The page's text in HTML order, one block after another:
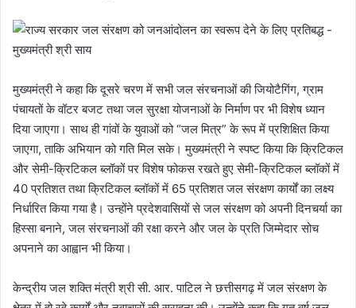
मुख्यमंत्री ने कहा कि दूसरे चरण में सभी जल संरचनाओं की जियोटैगिंग, ग्राम
पंचायतों के वॉटर बजट तथा जल सुरक्षा योजनाओं के निर्माण पर भी विशेष ध्यान
दिया जाएगा। साथ ही गांवों के युवाओं को “जल मित्र” के रूप में प्रशिक्षित किया
जाएगा, ताकि अभियान को गति मिल सके। मुख्यमंत्री ने स्पष्ट किया कि क्रिटिकल
और सेमी-क्रिटिकल ब्लॉकों पर विशेष फोकस रखते हुए सेमी-क्रिटिकल ब्लॉकों में
40 प्रतिशत तथा क्रिटिकल ब्लॉकों में 65 प्रतिशत जल संरक्षण कार्यों का लक्ष्य
निर्धारित किया गया है। उन्होंने प्रदेशवासियों से जल संरक्षण को अपनी दिनचर्या का
हिस्सा बनाने, जल संरचनाओं की रक्षा करने और जल के प्रति जिम्मेदार सोच
अपनाने का आह्वान भी किया।
केन्द्रीय जल शक्ति मंत्री श्री सी. आर. पाटिल ने छत्तीसगढ़ में जल संरक्षण के